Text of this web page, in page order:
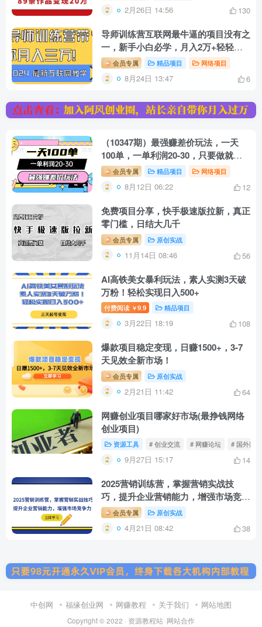
2月26日 14:56 130
导师训练营互联网最牛逼的项目没有之
一，新手小白必学，月入2万+轻轻
松…会员专属 精品项目 网络项目
8月24日 13:47 6
（10347期）最强赚差价玩法，一天
100单，一单利润20-30，只要做就能
赚，简单无套路
会员专属 精品项目 网络项目
8月12日 06:22 12
免费项目分享，快手极速版拉新，真正
零门槛，日结大几千
会员专属 原创实战
11月14日 08:46 56
AI高铁美女暴利玩法，素人实测3天破
万粉！轻松实现日入500+
付费阅读 ￥9.9 精品项目
3月22日 18:19 108
爆款项目稳定变现，日赚1500+，3-7
天见效全新市场！
会员专属 原创实战
2月21日 11:42 64
网赚创业项目哪家好市场(最挣钱网络
创业项目)
资源工具 # 创业交流 # 网赚论坛 # 国外网赚
9月27日 15:17 14
2025营销训练营，掌握营销实战技
巧，提升企业营销能力，增强市场竞争
力 会员专属 原创实战
4月21日 08:42 38
中创网 福缘创业网 网赚教程 关于我们 网站地图
Copyright © 2022 · 资源教程站 ·网站合作